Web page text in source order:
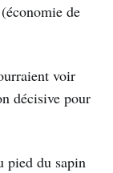
de
voir
décisive pour
pied du sapin